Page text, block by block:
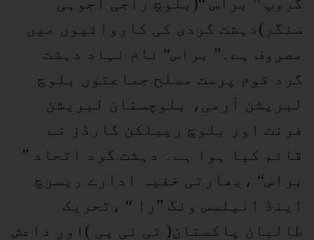
سنگر)دہشت گردی کی کاروائیوں میں
مصروف ہے۔” براس“ نام نہاد دہشت
گرد قوم پرست مسلح جماعتوں بلوچ
لبریشن آرمی، بلوچستان لبریشن
فرنٹ اور بلوچ ریبلکن گارڈز نے
قائم کیا ہوا ہے۔ دہشت گرد اتحاد ”
براس“ ،بھارتی خفیہ ادارے ریسرچ
اینڈ انیلسس ونگ ”را “ ،تحریک
طالبان پاکستان( ٹی ٹی پی )اور داعش